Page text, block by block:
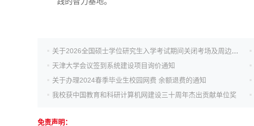
天津大学会议签到系统建设项目询价通知
关于办理2024春季毕业生校园网费 余额退费的通知
我校获中国教育和科研计算机网建设三十周年杰出贡献单位奖
免责声明：